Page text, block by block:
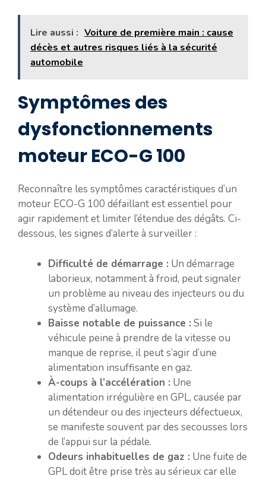
Lire aussi : Voiture de première main : cause
décès et autres risques liés à la sécurité
automobile
Symptômes des
dysfonctionnements
moteur ECO-G 100
Reconnaître les symptômes caractéristiques d’un
moteur ECO-G 100 défaillant est essentiel pour
agir rapidement et limiter l’étendue des dégâts. Ci-
dessous, les signes d’alerte à surveiller :
Difficulté de démarrage : Un démarrage
laborieux, notamment à froid, peut signaler
un problème au niveau des injecteurs ou du
système d’allumage.
Baisse notable de puissance : Si le
véhicule peine à prendre de la vitesse ou
manque de reprise, il peut s’agir d’une
alimentation insuffisante en gaz.
À-coups à l’accélération : Une
alimentation irrégulière en GPL, causée par
un détendeur ou des injecteurs défectueux,
se manifeste souvent par des secousses lors
de l’appui sur la pédale.
Odeurs inhabituelles de gaz : Une fuite de
GPL doit être prise très au sérieux car elle